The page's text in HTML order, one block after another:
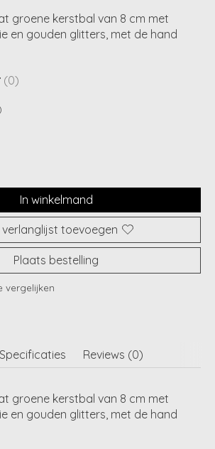
groene kerstbal van 8 cm met
en gouden glitters, met de hand
dit product is
(0)
In winkelmand
verlanglijst toevoegen
Plaats bestelling
vergelijken
Specificaties Reviews (0)
groene kerstbal van 8 cm met
en gouden glitters, met de hand